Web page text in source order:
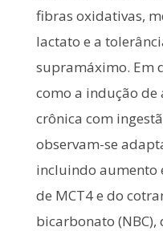
fibras oxidativas,
lactato e a
supramáximo. Em
como a indução de
crônica com
observam-se
incluindo aumento
de MCT4 e do
bicarbonato (NBC),